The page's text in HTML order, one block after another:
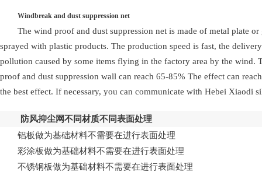
Windbreak and dust suppression net
The wind proof and dust suppression net is made of metal plate
sprayed with plastic products. The production speed is fast, the
pollution caused by some items flying in the factory area by the wind.
proof and dust suppression wall can reach 65-85% The effect can
the best effect. If necessary, you can communicate with Hebei Xiaodi
防风抑尘网不同材质不同表面处理
铝板做为基础材料不需要在进行表面处理
彩涂板做为基础材料不需要在进行表面处理
不锈钢板做为基础材料不需要在进行表面处理